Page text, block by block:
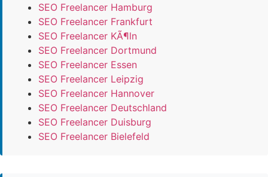
SEO Freelancer Hamburg
SEO Freelancer Frankfurt
SEO Freelancer KÃ¶ln
SEO Freelancer Dortmund
SEO Freelancer Essen
SEO Freelancer Leipzig
SEO Freelancer Hannover
SEO Freelancer Deutschland
SEO Freelancer Duisburg
SEO Freelancer Bielefeld